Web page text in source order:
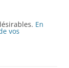
En
vos